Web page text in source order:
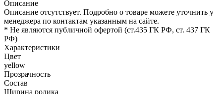
Описание
Описание отсутствует. Подробно о товаре можете уточнить у
менеджера по контактам указанным на сайте.
* Не являются публичной офертой (ст.435 ГК РФ, cт. 437 ГК
РФ)
Характеристики
Цвет
yellow
Прозрачность
Состав
Ширина ролика